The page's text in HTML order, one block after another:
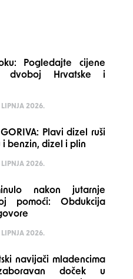
Pogledajte cijene
dvoboj Hrvatske i
LIPNJA 2026.
GORIVA: Plavi dizel ruši
i benzin, dizel i plin
LIPNJA 2026.
nakon jutarnje
pomoći: Obdukcija
LIPNJA 2026.
navijači mladencima
doček u